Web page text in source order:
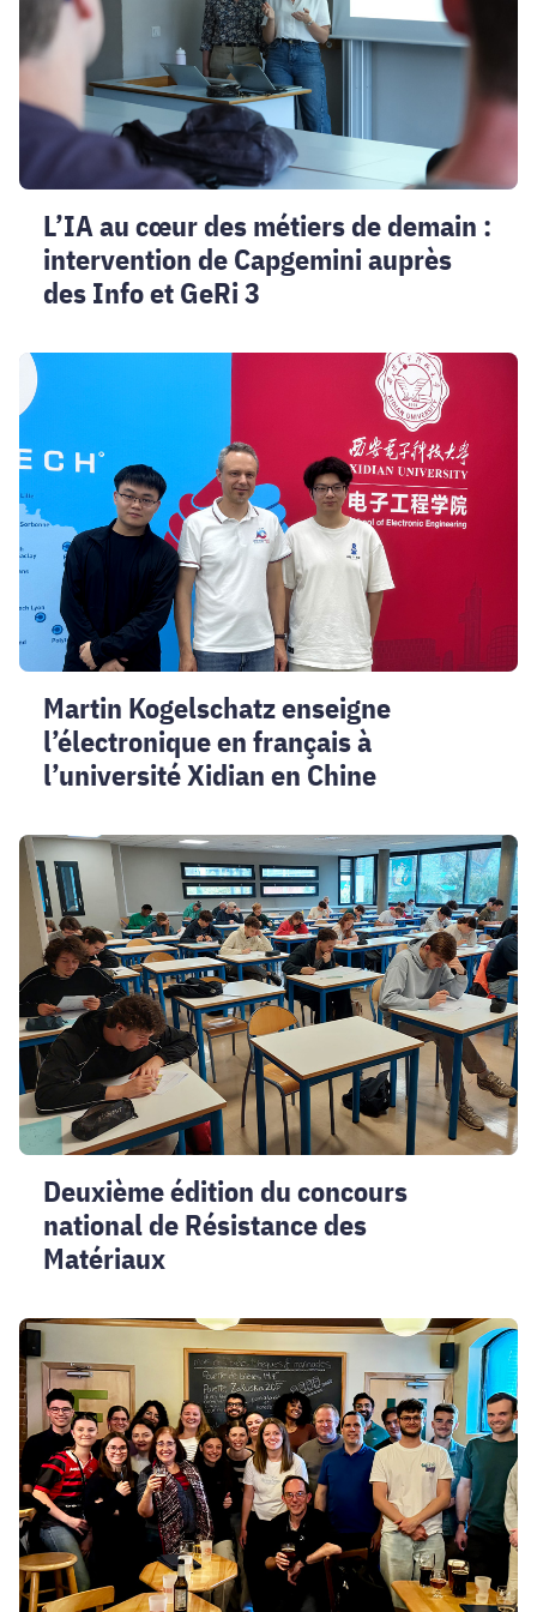
demain
intervention
Capgemini
auprès
des
Info
L’IA au cœur des métiers de demain :
intervention de Capgemini auprès
des Info et GeRi 3
Martin
Kogelschatz
enseigne
l’électronique
en
français
l’université
Xidian
en
Chine
Martin Kogelschatz enseigne
l’électronique en français à
l’université Xidian en Chine
Deuxième
édition
du
concours
national
de
Résistance
des
Matériaux
Deuxième édition du concours
national de Résistance des
Matériaux
Rencontre
des
alumni
Polytech
au
Québec
:
échanges,
parcours
et